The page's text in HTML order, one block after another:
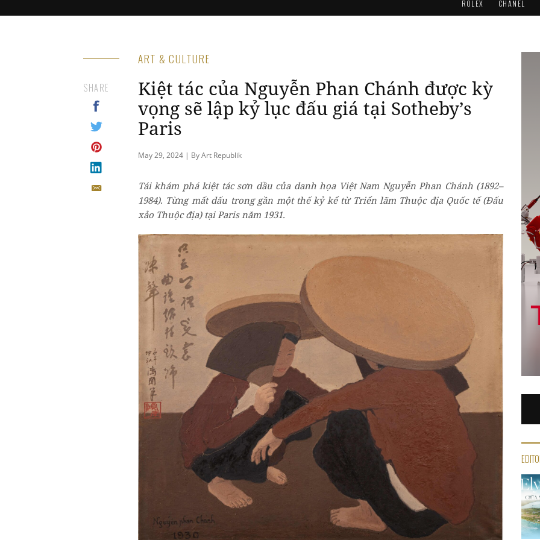
ROLEX CHANEL
ART & CULTURE
Kiệt tác của Nguyễn Phan Chánh được kỳ
vọng sẽ lập kỷ lục đấu giá tại Sotheby’s
Paris
May 29, 2024 | By Art Republik
SHARE
Tái khám phá kiệt tác sơn dầu của danh họa Việt Nam Nguyễn Phan Chánh (1892–
1984). Từng mất dấu trong gần một thế kỷ kể từ Triển lãm Thuộc địa Quốc tế (Đấu
xảo Thuộc địa) tại Paris năm 1931.